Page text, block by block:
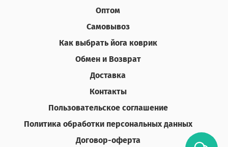
Оптом
Самовывоз
Как выбрать йога коврик
Обмен и Возврат
Доставка
Контакты
Пользовательское соглашение
Политика обработки персональных данных
Договор-оферта